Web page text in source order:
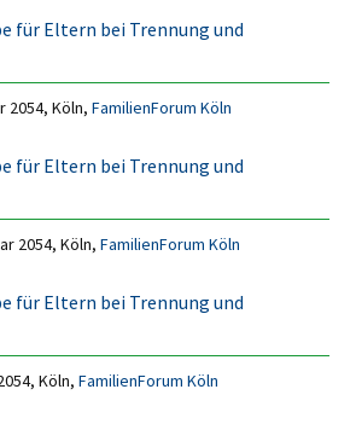
für Eltern bei Trennung und
2054, Köln,FamilienForum Köln
für Eltern bei Trennung und
2054, Köln,FamilienForum Köln
für Eltern bei Trennung und
Köln,FamilienForum Köln